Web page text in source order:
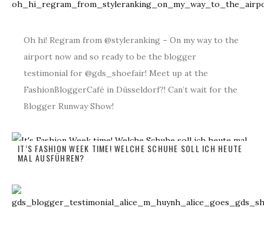
Oh hi! Regram from @styleranking – On my way to the
airport now and so ready to be the blogger
testimonial for @gds_shoefair! Meet up at the
FashionBloggerCafé in Düsseldorf?! Can’t wait for the
Blogger Runway Show!
IT’S FASHION WEEK TIME! WELCHE SCHUHE SOLL ICH HEUTE
MAL AUSFÜHREN?